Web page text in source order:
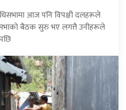
आज पनि विपक्षी दलहरूले
बैठक सुरु भए लगत्तै उनीहरूले